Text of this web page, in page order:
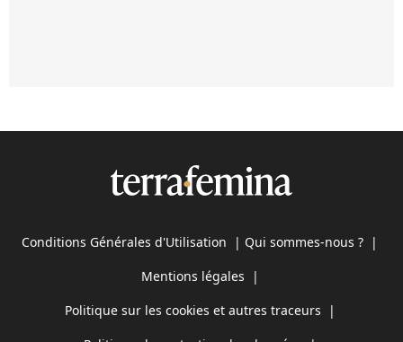
Conditions Générales d'Utilisation | Qui sommes-nous ? |
Mentions légales |
Politique sur les cookies et autres traceurs |